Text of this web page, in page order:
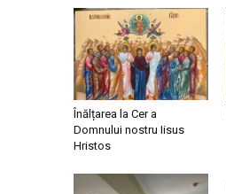
Înălțarea la Cer a
Domnului nostru Iisus
Hristos